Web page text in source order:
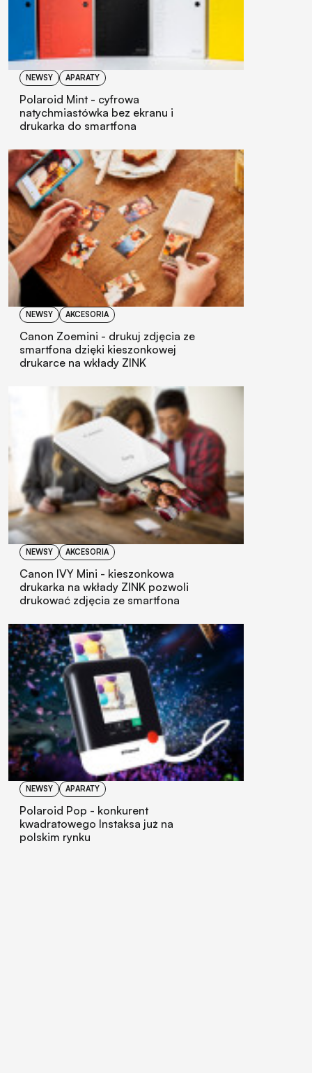
NEWSY APARATY
Polaroid Mint - cyfrowa
natychmiastówka bez ekranu i
drukarka do smartfona
NEWSY AKCESORIA
Canon Zoemini - drukuj zdjęcia ze
smartfona dzięki kieszonkowej
drukarce na wkłady ZINK
NEWSY AKCESORIA
Canon IVY Mini - kieszonkowa
drukarka na wkłady ZINK pozwoli
drukować zdjęcia ze smartfona
NEWSY APARATY
Polaroid Pop - konkurent
kwadratowego Instaksa już na
polskim rynku